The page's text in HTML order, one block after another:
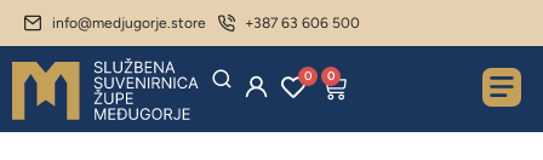
info@medjugorje.store +387 63 606 500
0 0